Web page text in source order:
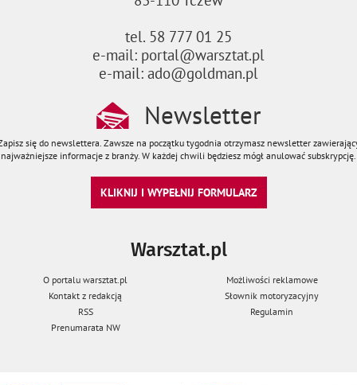
tel. 58 777 01 25
e-mail: portal@warsztat.pl
e-mail: ado@goldman.pl
Newsletter
się do newslettera. Zawsze na początku tygodnia otrzymasz newsletter
najważniejsze informacje z branży. W każdej chwili będziesz mógł anulować subskrypcję.
KLIKNIJ I WYPEŁNIJ FORMULARZ
Warsztat.pl
O portalu warsztat.pl
Możliwości reklamowe
Kontakt z redakcją
Słownik motoryzacyjny
RSS
Regulamin
Prenumarata NW